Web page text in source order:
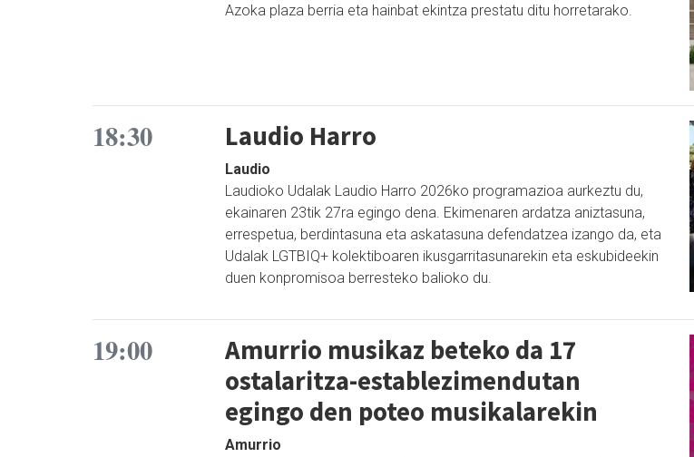
Azoka plaza berria eta hainbat ekintza prestatu ditu horretarako.
18:30 Laudio Harro
Laudio
Laudioko Udalak Laudio Harro 2026ko programazioa aurkeztu du,
ekainaren 23tik 27ra egingo dena. Ekimenaren ardatza aniztasuna,
errespetua, berdintasuna eta askatasuna defendatzea izango da, eta
Udalak LGTBIQ+ kolektiboaren ikusgarritasunarekin eta eskubideekin
duen konpromisoa berresteko balioko du.
19:00
Amurrio musikaz beteko da 17
ostalaritza-establezimendutan
egingo den poteo musikalarekin
Amurrio